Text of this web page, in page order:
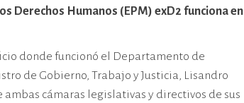
Derechos Humanos (EPM) exD2 funciona en
donde funcionó el Departamento de
de Gobierno, Trabajo y Justicia, Lisandro
cámaras legislativas y directivos de sus